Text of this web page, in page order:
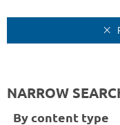
NARROW
By content type